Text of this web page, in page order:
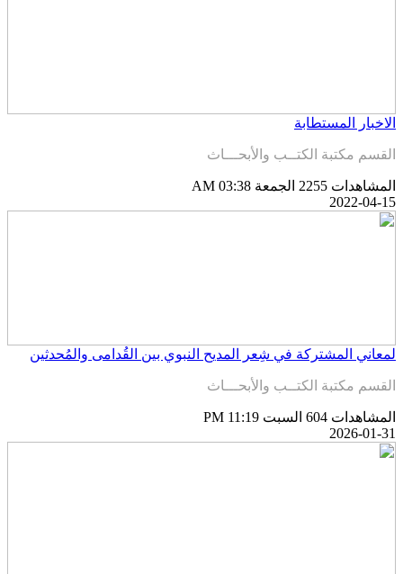
المستطابة
مكتبة الكتــب والأبحـــاث
2255
الجمعة AM 03:38
2022-04-
المشتركة في شِعر المديح النبوي بين القُدامى والمُحدثين
مكتبة الكتــب والأبحـــاث
604
السبت PM 11:19
2026-01-